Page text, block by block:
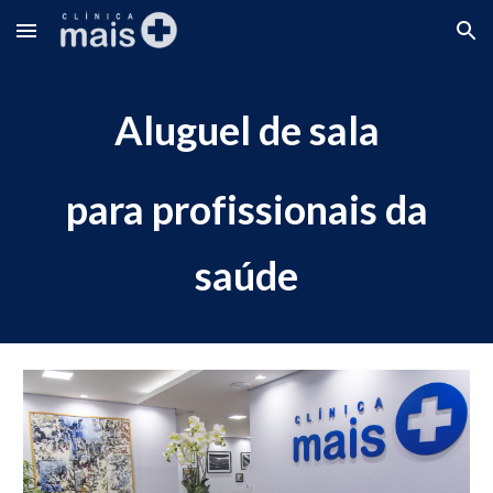
Skip to main content Skip to navigation
Aluguel de sala
para profissionais da
saúde